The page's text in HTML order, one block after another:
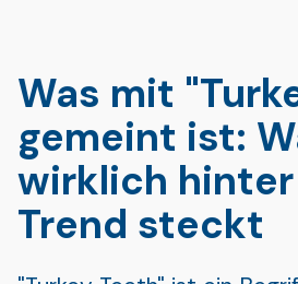
Was mit
gemeint ist:
wirklich
Trend steckt